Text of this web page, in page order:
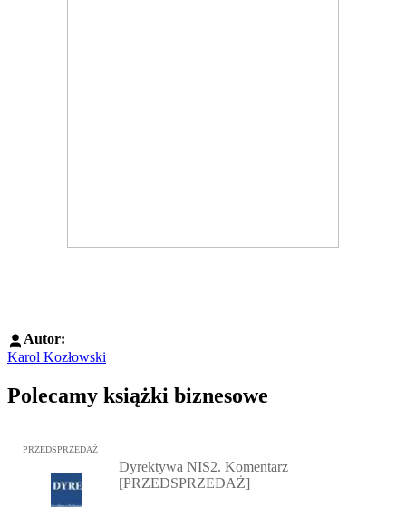
Autor:
Karol Kozłowski
Polecamy książki biznesowe
Przejdź do: Dyrektywa NIS2. Komentarz [PRZEDSPRZEDAŻ],
PRZEDSPRZEDAŻ
Dyrektywa NIS2. Komentarz
[PRZEDSPRZEDAŻ]